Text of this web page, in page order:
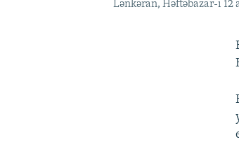
Lənkəran, Həftəbazar-ı 12